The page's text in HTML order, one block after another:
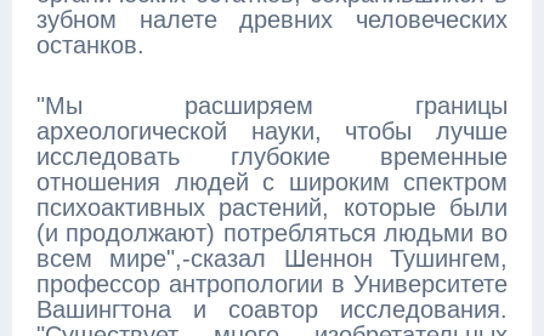
зубном налете древних человеческих
останков.
"Мы расширяем границы
археологической науки, чтобы лучше
исследовать глубокие временные
отношения людей с широким спектром
психоактивных растений, которые были
(и продолжают) потребляться людьми во
всем мире",-сказал Шеннон Тушингем,
профессор антропологии в Университете
Вашингтона и соавтор исследования.